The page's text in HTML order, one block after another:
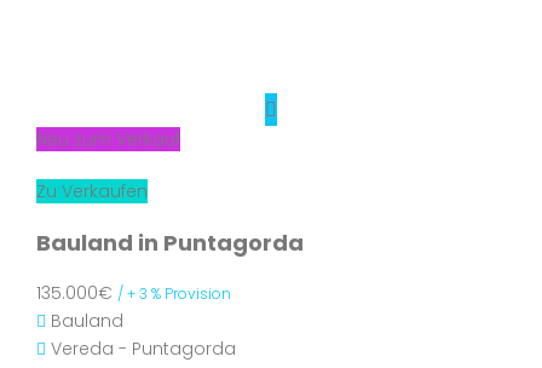
Neu zum Verkauf
Zu Verkaufen
Bauland in Puntagorda
135.000€ / + 3 % Provision
Bauland
Vereda - Puntagorda